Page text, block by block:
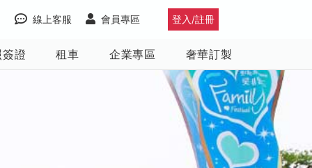
登入/註冊
會員專區
線上客服
證 租車 企業專區 奢華訂製